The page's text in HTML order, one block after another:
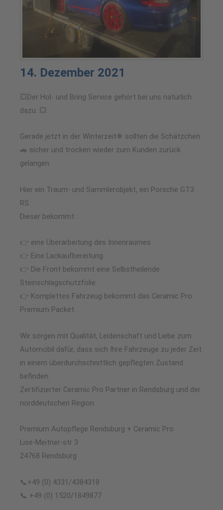
14. Dezember 2021
💥Der Hol- und Bring Service gehört bei uns natürlich
dazu. 💥
Gerade jetzt in der Winterzeit❄ sollten die Schätzchen
🚗 sicher und trocken wieder zum Kunden zurück
gelangen.
Hier ein Traum- und Sammlerobjekt, ein Porsche GT3
RS.
Dieser bekommt :
👉 eine Überarbeitung des Innenraumes
👉 Eine Lackaufbereitung
👉 Die Front bekommt eine Selbstheilende
Steinschlagschutzfolie
👉 Komplettes Fahrzeug bekommt das Ceramic Pro
Premium Packet
Wir sorgen mit Qualität, Leidenschaft und Liebe zum
Automobil dafür, dass sich Ihre Fahrzeuge zu jeder Zeit
in einem überdurchschnittlich gepflegten Zustand
befinden.
Zertifizierter Ceramic Pro Partner in Rendsburg und der
norddeutschen Region.
Premium Autopflege Rendsburg + Ceramic Pro
Lise-Meitner-str 3
24768 Rendsburg
📞+49 (0) 4331/4384318
📞 +49 (0) 1520/1849877